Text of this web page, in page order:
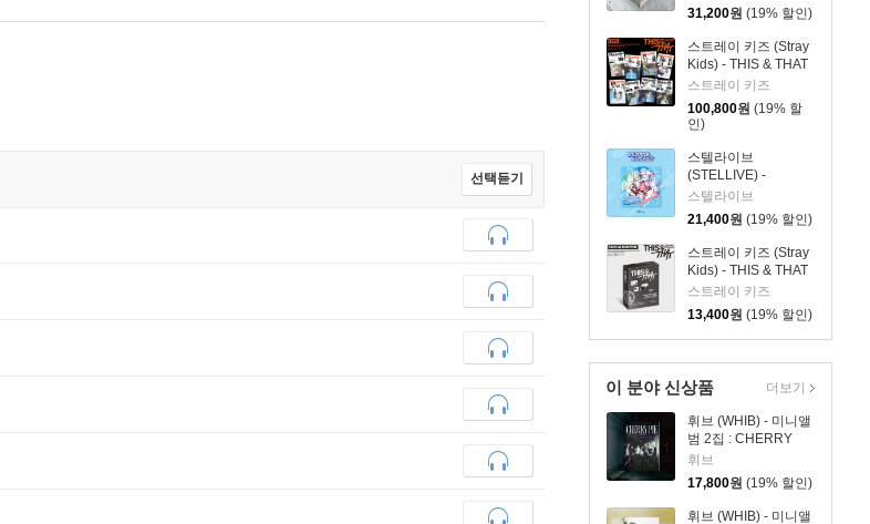
31,200원 (19% 할인)
스트레이 키즈 (Stray
Kids) - THIS & THAT
[& VER.][8종 SET]
스트레이 키즈
100,800원 (19% 할
인)
스텔라이브
(STELLIVE) -
STELLIVE Cliche 1st
EP 「Colorful
Strokes」 - CD Ver.
스텔라이브
21,400원 (19% 할인)
스트레이 키즈 (Stray
Kids) - THIS & THAT
[FANS ALBUM VER.]
스트레이 키즈
13,400원 (19% 할인)
이 분야 신상품
휘브 (WHIB) - 미니앨
범 2집 : CHERRY
PIE [MIDNIGHT ver.]
휘브
17,800원 (19% 할인)
휘브 (WHIB) - 미니앨
더보기
선택듣기